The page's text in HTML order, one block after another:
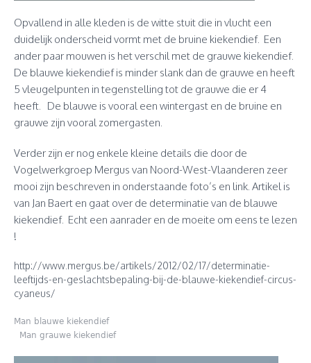
Opvallend in alle kleden is de witte stuit die in vlucht een
duidelijk onderscheid vormt met de bruine kiekendief. Een
ander paar mouwen is het verschil met de grauwe kiekendief.
De blauwe kiekendief is minder slank dan de grauwe en heeft
5 vleugelpunten in tegenstelling tot de grauwe die er 4
heeft. De blauwe is vooral een wintergast en de bruine en
grauwe zijn vooral zomergasten.
Verder zijn er nog enkele kleine details die door de
Vogelwerkgroep Mergus van Noord-West-Vlaanderen zeer
mooi zijn beschreven in onderstaande foto’s en link. Artikel is
van Jan Baert en gaat over de determinatie van de blauwe
kiekendief. Echt een aanrader en de moeite om eens te lezen
!
http://www.mergus.be/artikels/2012/02/17/determinatie-
leeftijds-en-geslachtsbepaling-bij-de-blauwe-kiekendief-circus-
cyaneus/
Man blauwe kiekendief
Man grauwe kiekendief